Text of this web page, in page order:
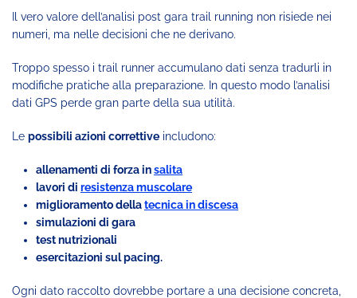
Il vero valore dell’analisi post gara trail running non risiede nei
numeri, ma nelle decisioni che ne derivano.
Troppo spesso i trail runner accumulano dati senza tradurli in
modifiche pratiche alla preparazione. In questo modo l’analisi
dati GPS perde gran parte della sua utilità.
Le possibili azioni correttive includono:
allenamenti di forza insalita
lavori di resistenza muscolare
miglioramento dellatecnica in discesa
simulazioni di gara
test nutrizionali
esercitazioni sul pacing.
Ogni dato raccolto dovrebbe portare a una decisione concreta,